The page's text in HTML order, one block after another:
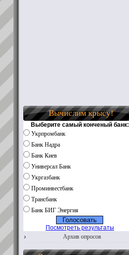
Вычислим крысу!
Выберите самый конченый банк:
Укрпромбанк
Банк Надра
Банк Киев
Универсал Банк
Укргазбанк
Проминвестбанк
Трансбанк
Банк БИГ Энергия
Посмотреть результаты
Архив опросов